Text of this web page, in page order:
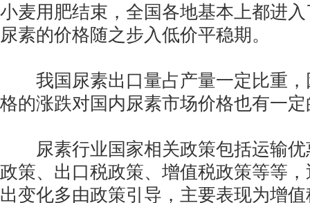
小麦用肥结束，全国各地基本上都进
尿素的价格随之步入低价平稳期。
我国尿素出口量占产量一定比重，
格的涨跌对国内尿素市场价格也有一
尿素行业国家相关政策包括运输优
政策、出口税政策、增值税政策等等
出变化多由政策引导，主要表现为增